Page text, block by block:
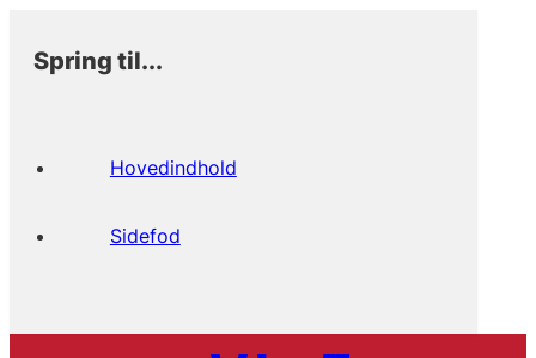
Spring til...
Hovedindhold
Sidefod